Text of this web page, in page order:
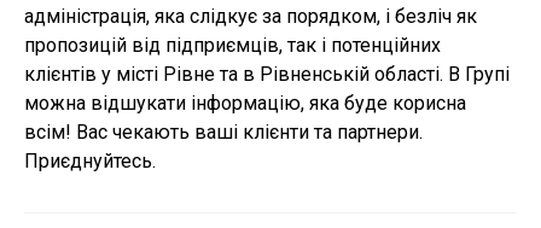
адміністрація, яка слідкує за порядком, і безліч як
пропозицій від підприємців, так і потенційних
клієнтів у місті Рівне та в Рівненській області. В Групі
можна відшукати інформацію, яка буде корисна
всім! Вас чекають ваші клієнти та партнери.
Приєднуйтесь.